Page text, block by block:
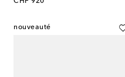
nouveauté